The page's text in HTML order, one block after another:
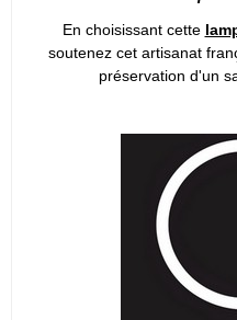
En choisissant cette
soutenez cet artisanat
préservation d'un